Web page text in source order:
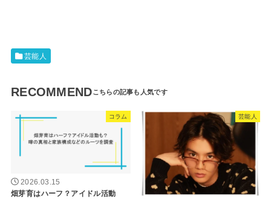
芸能人
RECOMMEND
コラム
2026.03.15
畑芽育はハーフ？アイドル活動
芸能人